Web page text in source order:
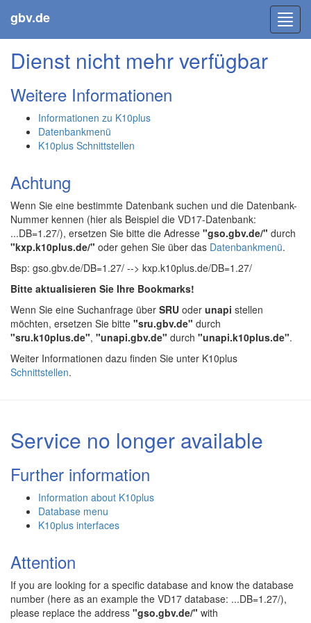
gbv.de
Dienst nicht mehr verfügbar
Weitere Informationen
Informationen zu K10plus
Datenbankmenü
K10plus Schnittstellen
Achtung
Wenn Sie eine bestimmte Datenbank suchen und die Datenbank-
Nummer kennen (hier als Beispiel die VD17-Datenbank:
...DB=1.27/), ersetzen Sie bitte die Adresse "gso.gbv.de/" durch
"kxp.k10plus.de/" oder gehen Sie über das Datenbankmenü.
Bsp: gso.gbv.de/DB=1.27/ --> kxp.k10plus.de/DB=1.27/
Bitte aktualisieren Sie Ihre Bookmarks!
Wenn Sie eine Suchanfrage über SRU oder unapi stellen
möchten, ersetzen Sie bitte "sru.gbv.de" durch
"sru.k10plus.de", "unapi.gbv.de" durch "unapi.k10plus.de".
Weiter Informationen dazu finden Sie unter K10plus
Schnittstellen.
Service no longer available
Further information
Information about K10plus
Database menu
K10plus interfaces
Attention
If you are looking for a specific database and know the database
number (here as an example the VD17 database: ...DB=1.27/),
please replace the address "gso.gbv.de/" with